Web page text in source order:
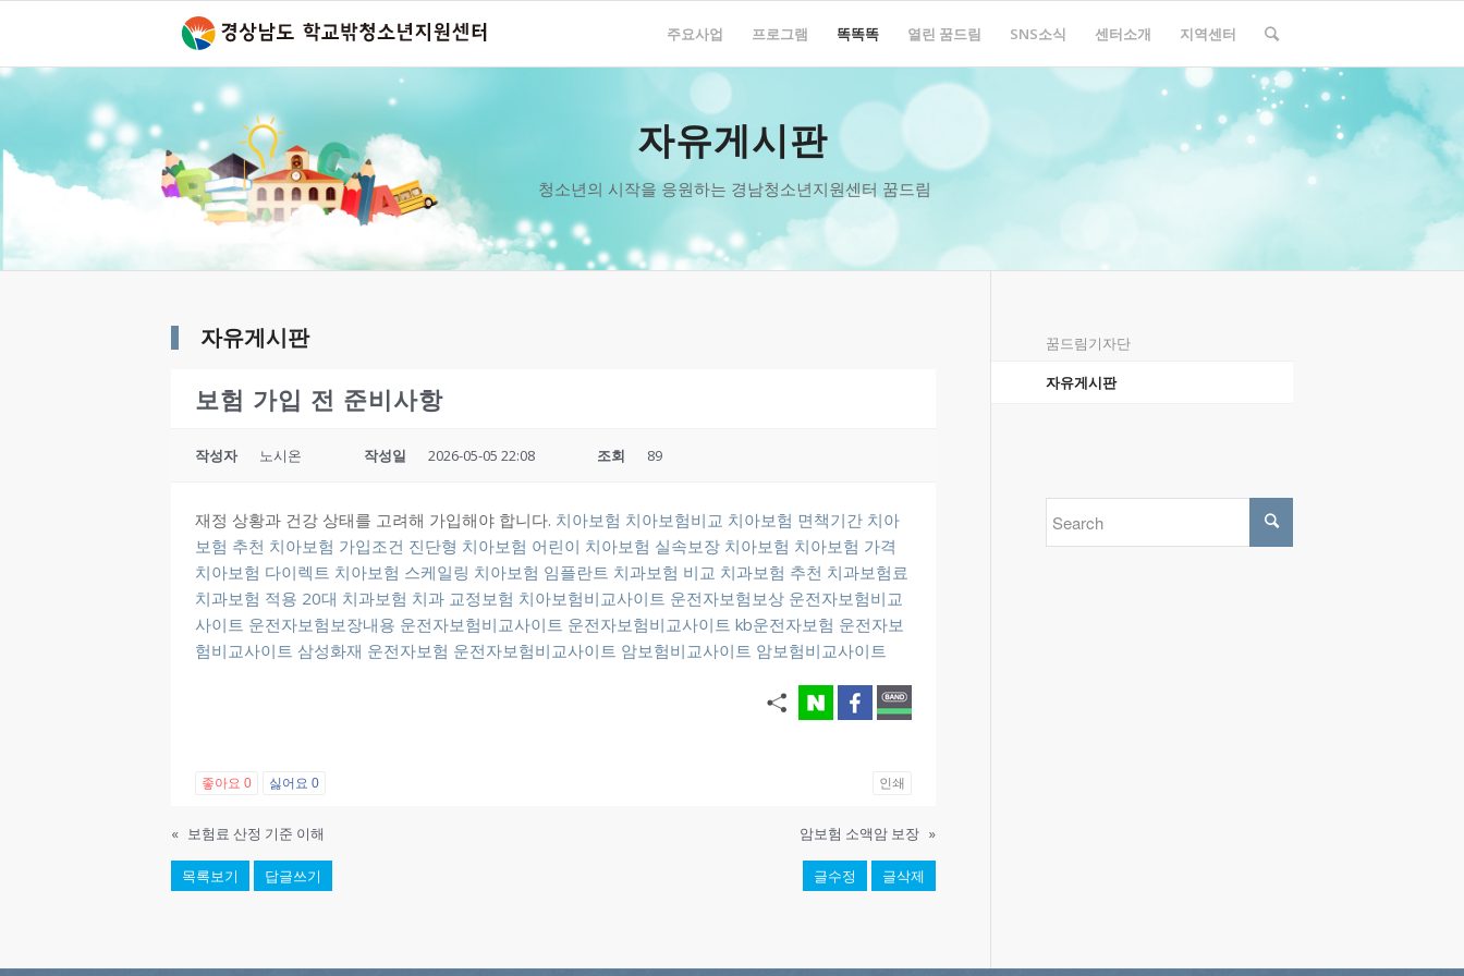
주요사업 프로그램 똑똑똑 열린 꿈드림 SNS소식 센터소개 지역센터
자유게시판
청소년의 시작을 응원하는 경남청소년지원센터 꿈드림
자유게시판
보험 가입 전 준비사항
작성자 노시온 작성일 2026-05-05 22:08 조회 89
재정 상황과 건강 상태를 고려해 가입해야 합니다. 치아보험 치아보험비교 치아보험 면책기간 치아
보험 추천 치아보험 가입조건 진단형 치아보험 어린이 치아보험 실속보장 치아보험 치아보험 가격
치아보험 다이렉트 치아보험 스케일링 치아보험 임플란트 치과보험 비교 치과보험 추천 치과보험료
치과보험 적용 20대 치과보험 치과 교정보험 치아보험비교사이트 운전자보험보상 운전자보험비교
사이트 운전자보험보장내용 운전자보험비교사이트 운전자보험비교사이트 kb운전자보험 운전자보
험비교사이트 삼성화재 운전자보험 운전자보험비교사이트 암보험비교사이트 암보험비교사이트
좋아요 0 싫어요 0 인쇄
« 보험료 산정 기준 이해 암보험 소액암 보장 »
목록보기 답글쓰기 글수정 글삭제
꿈드림기자단
자유게시판